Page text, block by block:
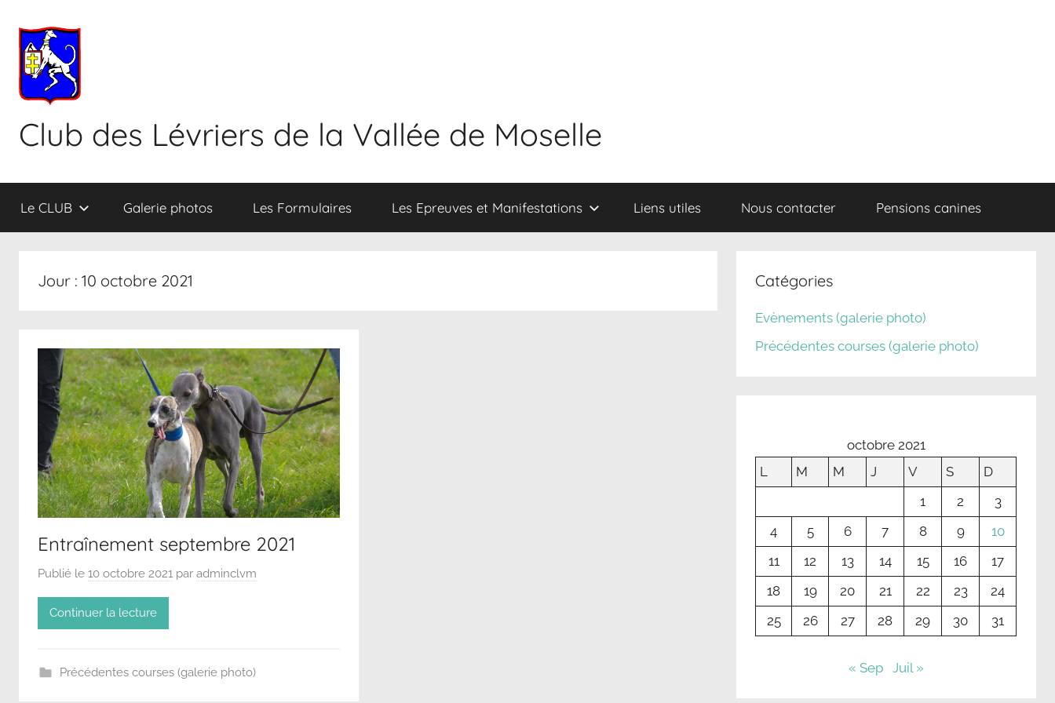
contenu
Club des Lévriers de la Vallée de Moselle
Le CLUB Galerie photos Les Formulaires Les Epreuves et Manifestations Liens utiles Nous contacter Pensions canines
Jour : 10 octobre 2021
Entraînement septembre 2021
Publié le 10 octobre 2021 par adminclvm
Continuer la lecture
Précédentes courses (galerie photo)
Catégories
Evènements (galerie photo)
Précédentes courses (galerie photo)
octobre 2021
L
M M J V S
D
1
2
3
4
5 6 7 8 9
10
11
12 13 14 15 16
17
18
19 20 21 22 23
24
25
26 27 28 29 30 31
« Sep Juil »